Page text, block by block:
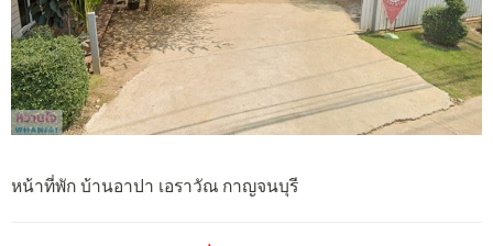
หน้าที่พัก บ้านอาปา เอราวัณ กาญจนบุรี